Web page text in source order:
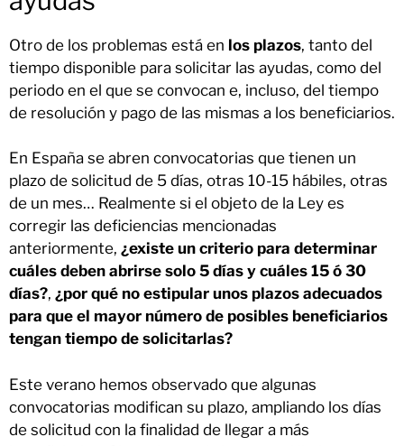
Otro de los problemas está en los plazos, tanto del
tiempo disponible para solicitar las ayudas, como del
periodo en el que se convocan e, incluso, del tiempo
de resolución y pago de las mismas a los beneficiarios.
En España se abren convocatorias que tienen un
plazo de solicitud de 5 días, otras 10-15 hábiles, otras
de un mes… Realmente si el objeto de la Ley es
corregir las deficiencias mencionadas
anteriormente, ¿existe un criterio para determinar
cuáles deben abrirse solo 5 días y cuáles 15 ó 30
días?, ¿por qué no estipular unos plazos adecuados
para que el mayor número de posibles beneficiarios
tengan tiempo de solicitarlas?
Este verano hemos observado que algunas
convocatorias modifican su plazo, ampliando los días
de solicitud con la finalidad de llegar a más